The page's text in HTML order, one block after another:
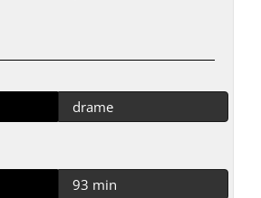
drame
93 min